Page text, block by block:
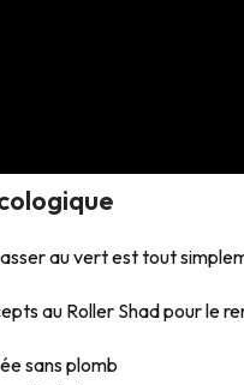
au vert est tout
au Roller Shad pour le
sans plomb